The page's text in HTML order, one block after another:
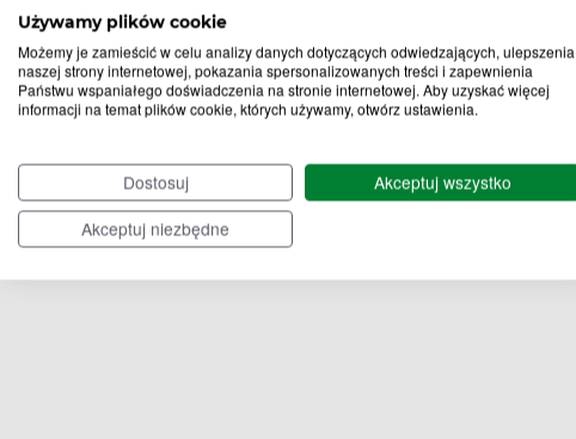
Używamy plików cookie
Możemy je zamieścić w celu analizy danych dotyczących odwiedzających, ulepszenia
naszej strony internetowej, pokazania spersonalizowanych treści i zapewnienia
Państwu wspaniałego doświadczenia na stronie internetowej. Aby uzyskać więcej
informacji na temat plików cookie, których używamy, otwórz ustawienia.
Dostosuj
Akceptuj wszystko
Akceptuj niezbędne
Bydgoszcz
Bysław
Bytoń
Chełmża
Choceń
Gostycyn
Górsk
Grudziądz
Gruta